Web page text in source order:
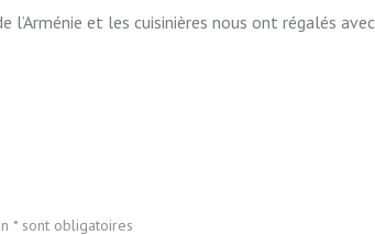
l’Arménie et les cuisinières nous ont régalés
* sont obligatoires